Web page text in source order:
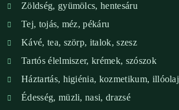
Verőce – Miegymás
XI. ker. – Lemérem
XIX. ker. – Boldog Föld
XVIII. ker. – Eni Mag-ház
Zöldség, gyümölcs, hentesáru
Tej, tojás, méz, pékáru
Kávé, tea, szörp, italok, szesz
Tartós élelmiszer, krémek, szószok
Háztartás, higiénia, kozmetikum, illóolaj
Édesség, müzli, nasi, drazsé